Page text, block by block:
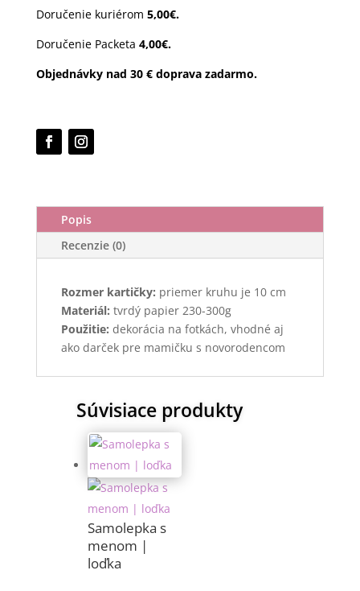
Doručenie kuriérom 5,00€.
Doručenie Packeta 4,00€.
Objednávky nad 30 € doprava zadarmo.
Popis
Recenzie (0)
Rozmer kartičky: priemer kruhu je 10 cm
Materiál: tvrdý papier 230-300g
Použitie: dekorácia na fotkách, vhodné aj
ako darček pre mamičku s novorodencom
Súvisiace produkty
Samolepka s
menom |
loďka